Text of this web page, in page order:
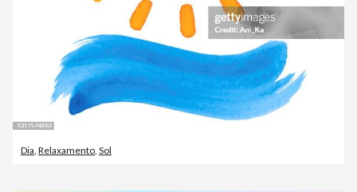
Dia, Relaxamento, Sol